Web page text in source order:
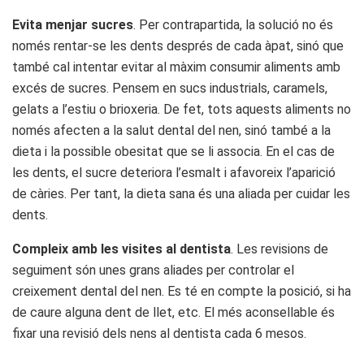
Evita menjar sucres. Per contrapartida, la solució no és
només rentar-se les dents després de cada àpat, sinó que
també cal intentar evitar al màxim consumir aliments amb
excés de sucres. Pensem en sucs industrials, caramels,
gelats a l’estiu o brioxeria. De fet, tots aquests aliments no
només afecten a la salut dental del nen, sinó també a la
dieta i la possible obesitat que se li associa. En el cas de
les dents, el sucre deteriora l’esmalt i afavoreix l’aparició
de càries. Per tant, la dieta sana és una aliada per cuidar les
dents.
Compleix amb les visites al dentista. Les revisions de
seguiment són unes grans aliades per controlar el
creixement dental del nen. Es té en compte la posició, si ha
de caure alguna dent de llet, etc. El més aconsellable és
fixar una revisió dels nens al dentista cada 6 mesos.